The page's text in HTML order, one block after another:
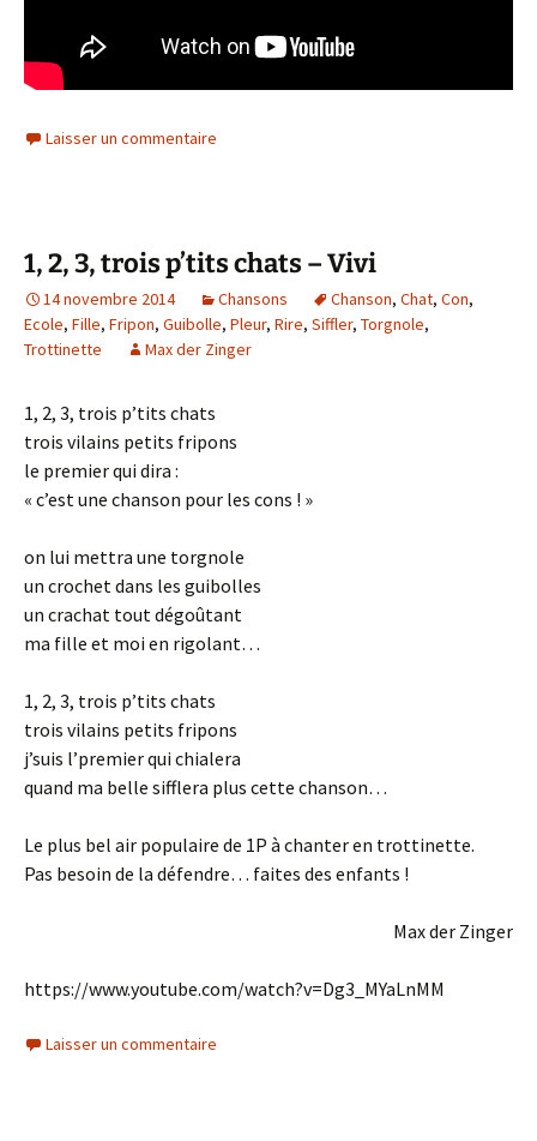
Laisser un commentaire
1, 2, 3, trois p’tits chats – Vivi
14 novembre 2014 Chansons Chanson, Chat, Con,
Ecole, Fille, Fripon, Guibolle, Pleur, Rire, Siffler, Torgnole,
Trottinette
Max der Zinger
1, 2, 3, trois p’tits chats
trois vilains petits fripons
le premier qui dira :
« c’est une chanson pour les cons ! »
on lui mettra une torgnole
un crochet dans les guibolles
un crachat tout dégoûtant
ma fille et moi en rigolant…
1, 2, 3, trois p’tits chats
trois vilains petits fripons
j’suis l’premier qui chialera
quand ma belle sifflera plus cette chanson…
Le plus bel air populaire de 1P à chanter en trottinette.
Pas besoin de la défendre… faites des enfants !
Max der Zinger
https://www.youtube.com/watch?v=Dg3_MYaLnMM
Laisser un commentaire